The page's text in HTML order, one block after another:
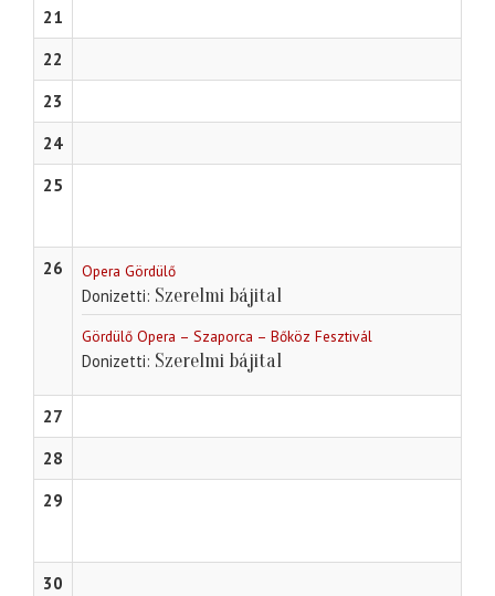
21
22
23
24
25
26 Opera Gördülő
Donizetti Szerelmi bájital
Gördülő Opera – Szaporca – Bőköz Fesztivál
Donizetti Szerelmi bájital
27
28
29
30